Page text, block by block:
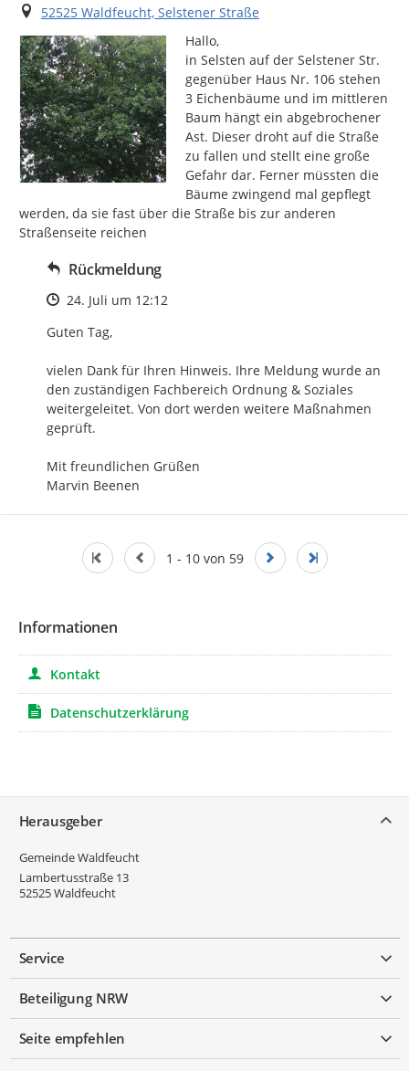
Ort
52525 Waldfeucht, Selstener Straße
Hallo,
in Selsten auf der Selstener Str.
gegenüber Haus Nr. 106 stehen
3 Eichenbäume und im mittleren
Baum hängt ein abgebrochener
Ast. Dieser droht auf die Straße
zu fallen und stellt eine große
Gefahr dar. Ferner müssten die
Bäume zwingend mal gepflegt
werden, da sie fast über die Straße bis zur anderen
Straßenseite reichen
Rückmeldung
Zeitpunkt des Erstellens
24. Juli um 12:12
Guten Tag,
vielen Dank für Ihren Hinweis. Ihre Meldung wurde an
den zuständigen Fachbereich Ordnung & Soziales
weitergeleitet. Von dort werden weitere Maßnahmen
geprüft.
Mit freundlichen Grüßen
Marvin Beenen
1 - 10 von 59
Informationen
Kontakt
Datenschutzerklärung
Herausgeber
Gemeinde Waldfeucht
Lambertusstraße 13
52525Waldfeucht
Service
Beteiligung NRW
Seite empfehlen